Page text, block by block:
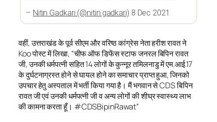
– Nitin Gadkari (@nitin.gadkari) 8 Dec 2021
वहीं, उत्तराखंड के पूर्व सीएम और वरिष्ठ कांग्रेस नेता हरीश रावत ने
Koo पोस्ट में लिखा, “चीफ ऑफ डिफेंस स्टाफ जनरल बिपिन रावत
जी, उनकी धर्मपत्नी सहित 14 लोगों के कुन्नूर तमिलनाडु में एम.आई.17
के दुर्घटनाग्रस्त होने से घायल होने का समाचार प्राप्त हुआ, जिनको
उपचार हेतु अस्पताल में भर्ती किया गया है। मैं भगवान से CDS बिपिन
रावत जी एवं उनकी धर्मपत्नी जी व अन्य लोगों की शीघ्र स्वास्थ्य लाभ
की कामना करता हूँ। #CDSBipinRawat”